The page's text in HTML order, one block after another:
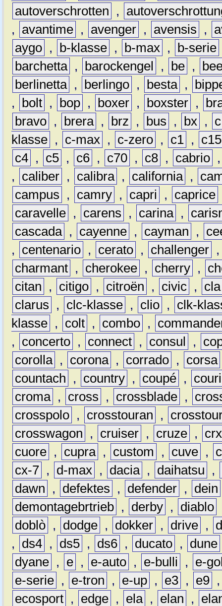
autoverschrotten
,
,
avantime , avenger , avensis ,
aygo , b-klasse , b-max , b-serie
barchetta , barockengel , be ,
berlinetta , berlingo , besta ,
,
bolt , bop , boxer , boxster ,
bravo , brera , brz , bus , bx ,
c
klasse , c-max , c-zero , c1 ,
c15
c4 , c5 , c6 , c70 , c8 , cabrio
,
caliber , calibra , california ,
campus
, camry , capri , caprice
caravelle , carens , carina ,
cascada , cayenne , cayman ,
,
centenario , cerato , challenger
charmant , cherokee , cherry ,
citan
, citigo , citroën , civic ,
cla
clarus
, clc-klasse , clio ,
clk-
klasse , colt , combo ,
,
concerto , connect , consul ,
corolla , corona , corrado , corsa
countach
, country , coupé ,
croma , cross , crossblade ,
crosspolo , crosstouran ,
crosswagon
, cruiser , cruze ,
crx
cuore , cupra , custom , cuve ,
cx-7 , d-max , dacia , daihatsu
,
dawn
, defektes , defender , dein
demontagebrtrieb , derby , diablo
doblò , dodge , dokker , drive ,
,
ds4 , ds5 , ds6 , ducato , dune
dyane , e , e-auto , e-bulli ,
e-
e-serie , e-tron , e-up , e3 , e9
ecosport , edge , ela , elan ,